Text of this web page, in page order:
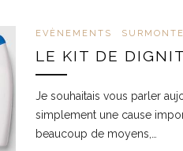
EVÈNEMENTS
LE KIT DE
Je souhaitais vous parler
simplement une cause
beaucoup de moyens,…